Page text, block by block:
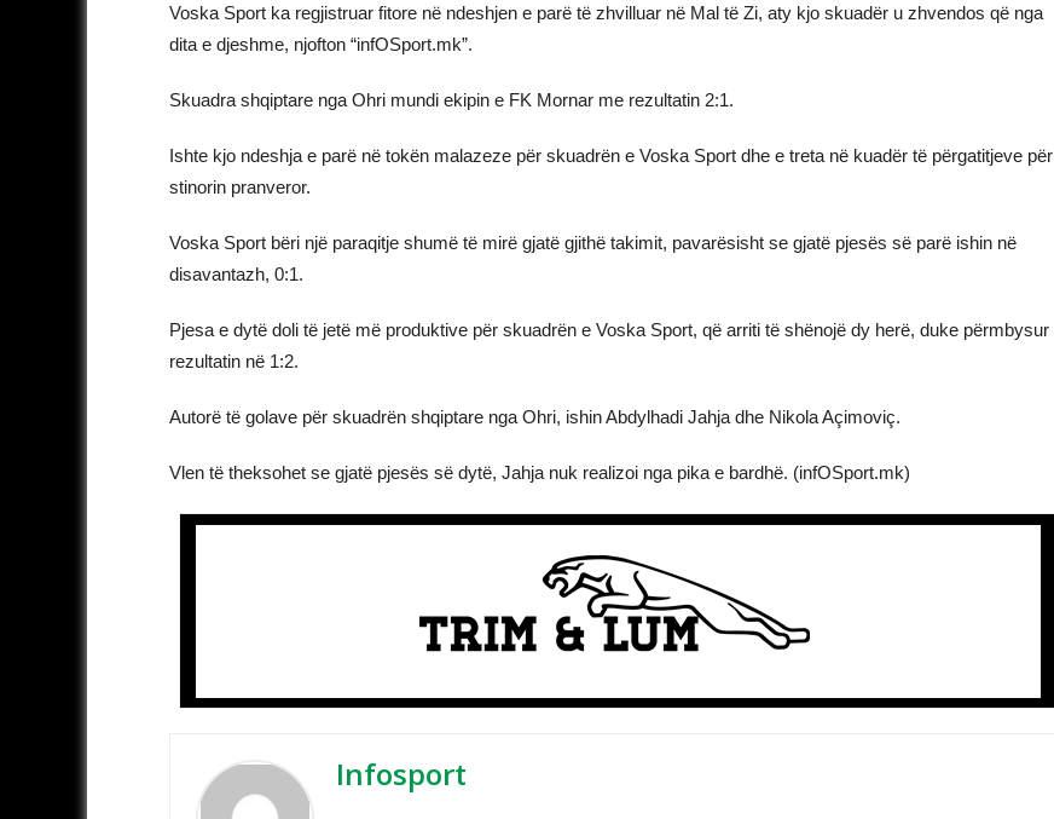
Voska Sport ka regjistruar fitore në ndeshjen e parë të zhvilluar në Mal të Zi, aty kjo skuadër u zhvendos që nga
dita e djeshme, njofton “infOSport.mk”.
Skuadra shqiptare nga Ohri mundi ekipin e FK Mornar me rezultatin 2:1.
Ishte kjo ndeshja e parë në tokën malazeze për skuadrën e Voska Sport dhe e treta në kuadër të përgatitjeve për
stinorin pranveror.
Voska Sport bëri një paraqitje shumë të mirë gjatë gjithë takimit, pavarësisht se gjatë pjesës së parë ishin në
disavantazh, 0:1.
Pjesa e dytë doli të jetë më produktive për skuadrën e Voska Sport, që arriti të shënojë dy herë, duke përmbysur
rezultatin në 1:2.
Autorë të golave për skuadrën shqiptare nga Ohri, ishin Abdylhadi Jahja dhe Nikola Açimoviç.
Vlen të theksohet se gjatë pjesës së dytë, Jahja nuk realizoi nga pika e bardhë. (infOSport.mk)
Infosport